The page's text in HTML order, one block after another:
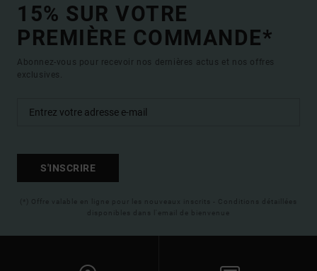
15% SUR VOTRE
PREMIÈRE COMMANDE*
Abonnez-vous pour recevoir nos dernières actus et nos offres
exclusives.
S'INSCRIRE
(*) Offre valable en ligne pour les nouveaux inscrits - Conditions détaillées
disponibles dans l'email de bienvenue